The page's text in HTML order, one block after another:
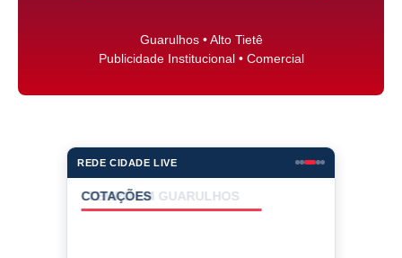
Guarulhos • Alto Tietê
Publicidade Institucional • Comercial
REDE CIDADE LIVE
COTAÇÕES